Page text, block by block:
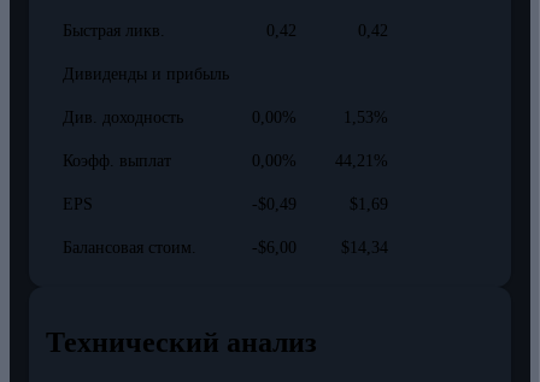
Быстрая ликв. 0,42 0,42
Дивиденды и прибыль
Див. доходность 0,00% 1,53%
Коэфф. выплат 0,00% 44,21%
EPS -$0,49 $1,69
Балансовая стоим. -$6,00 $14,34
Технический анализ